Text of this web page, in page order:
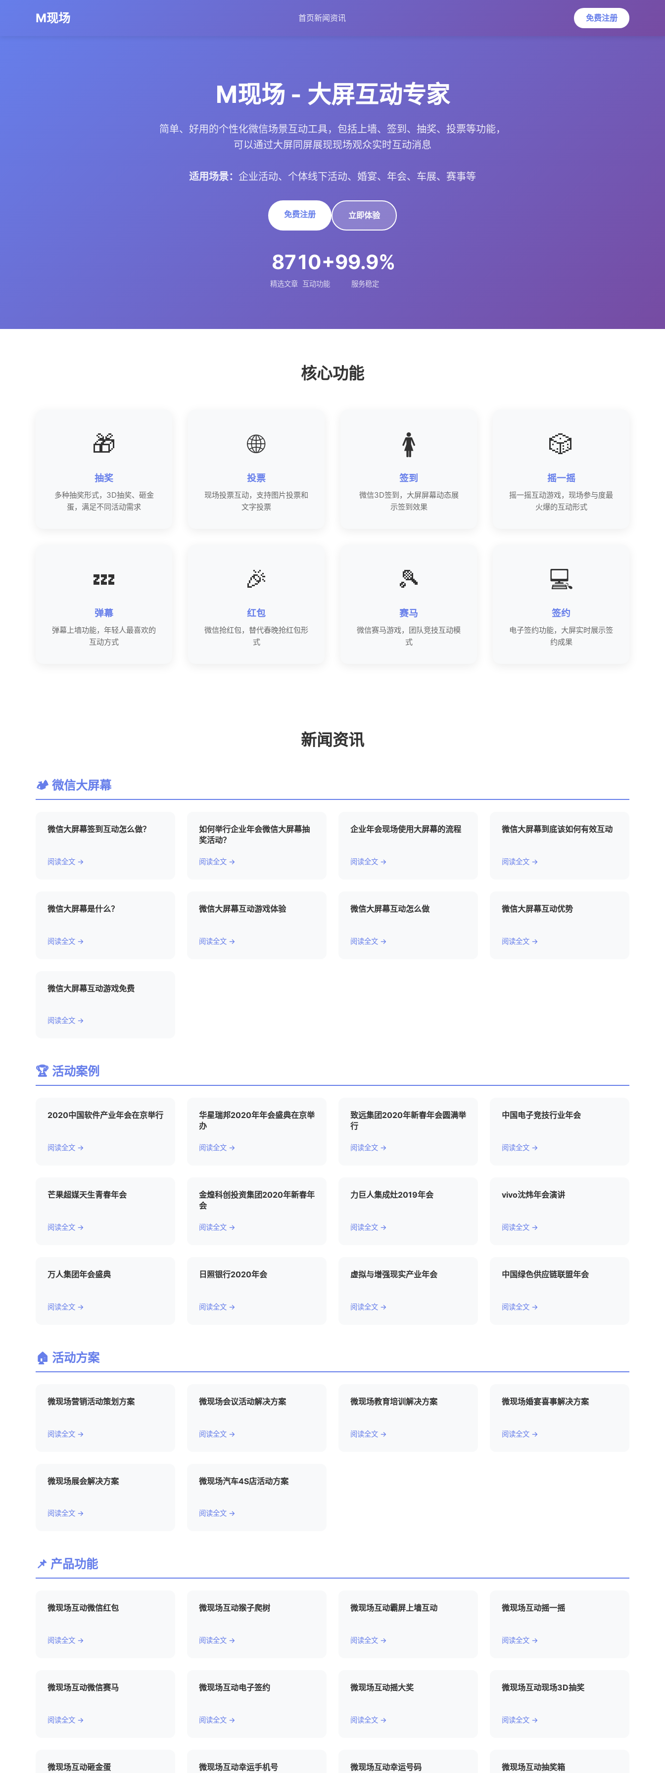
M现场 首页新闻资讯 免费注册
M现场 - 大屏互动专家
简单、好用的个性化微信场景互动工具，包括上墙、签到、抽奖、投票等功能，
可以通过大屏同屏展现现场观众实时互动消息
适用场景： 企业活动、个体线下活动、婚宴、年会、车展、赛事等
免费注册 立即体验
87
精选文章
10+
互动功能
99.9%
服务稳定
核心功能
🎁
抽奖
多种抽奖形式，3D抽奖、砸金
蛋，满足不同活动需求
🌐
投票
现场投票互动，支持图片投票和
文字投票
🚺
签到
微信3D签到，大屏屏幕动态展
示签到效果
🎲
摇一摇
摇一摇互动游戏，现场参与度最
火爆的互动形式
💤
弹幕
弹幕上墙功能，年轻人最喜欢的
互动方式
🎉
红包
微信抢红包，替代春晚抢红包形
式
🎾
赛马
微信赛马游戏，团队竞技互动模
式
💻
签约
电子签约功能，大屏实时展示签
约成果
新闻资讯
🏕 微信大屏幕
微信大屏幕签到互动怎么做？
阅读全文 →
如何举行企业年会微信大屏幕抽
奖活动？
阅读全文 →
企业年会现场使用大屏幕的流程
阅读全文 →
微信大屏幕到底该如何有效互动
阅读全文 →
微信大屏幕是什么？
阅读全文 →
微信大屏幕互动游戏体验
阅读全文 →
微信大屏幕互动怎么做
阅读全文 →
微信大屏幕互动优势
阅读全文 →
微信大屏幕互动游戏免费
阅读全文 →
🏆 活动案例
2020中国软件产业年会在京举行
阅读全文 →
华星瑞邦2020年年会盛典在京举
办
阅读全文 →
致远集团2020年新春年会圆满举
行
阅读全文 →
中国电子竞技行业年会
阅读全文 →
芒果超媒天生青春年会
阅读全文 →
金煌科创投资集团2020年新春年
会
阅读全文 →
力巨人集成灶2019年会
阅读全文 →
vivo沈炜年会演讲
阅读全文 →
万人集团年会盛典
阅读全文 →
日照银行2020年会
阅读全文 →
虚拟与增强现实产业年会
阅读全文 →
中国绿色供应链联盟年会
阅读全文 →
🏠 活动方案
微现场营销活动策划方案
阅读全文 →
微现场会议活动解决方案
阅读全文 →
微现场教育培训解决方案
阅读全文 →
微现场婚宴喜事解决方案
阅读全文 →
微现场展会解决方案
阅读全文 →
微现场汽车4S店活动方案
阅读全文 →
📌 产品功能
微现场互动微信红包
阅读全文 →
微现场互动猴子爬树
阅读全文 →
微现场互动霸屏上墙互动
阅读全文 →
微现场互动摇一摇
阅读全文 →
微现场互动微信赛马
阅读全文 →
微现场互动电子签约
阅读全文 →
微现场互动摇大奖
阅读全文 →
微现场互动现场3D抽奖
阅读全文 →
微现场互动砸金蛋 微现场互动幸运手机号 微现场互动幸运号码 微现场互动抽奖箱